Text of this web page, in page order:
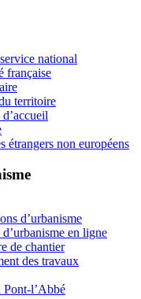
national
française
territoire
étrangers non européens
d’urbanisme
en ligne
de chantier
des travaux
l’Abbé